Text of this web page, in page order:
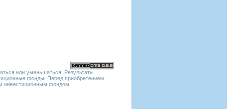
или уменьшаться. Результаты
фонды. Перед приобретением
инвестиционным фондом.